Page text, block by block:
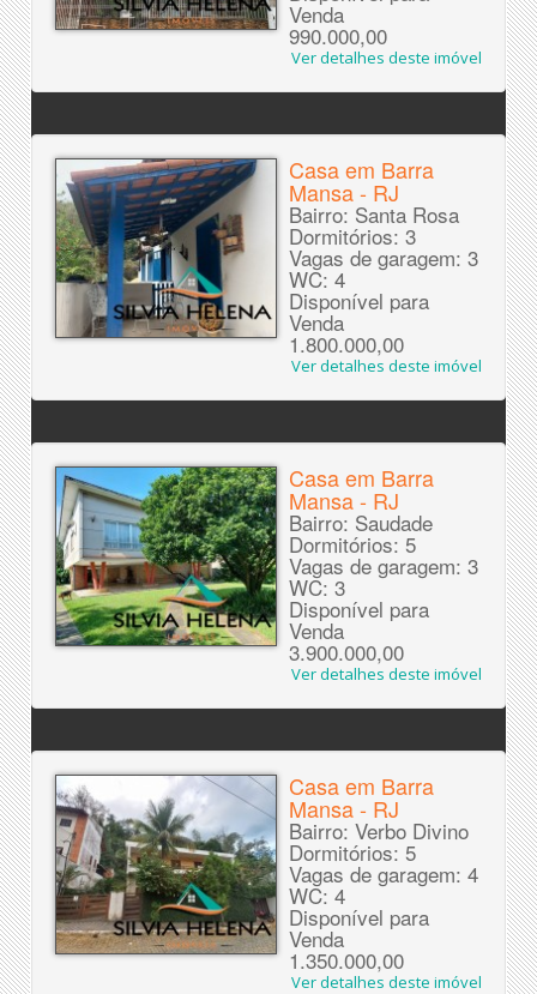
Venda
990.000,00
Ver detalhes deste imóvel
Casa em Barra
Mansa - RJ
Bairro: Santa Rosa
Dormitórios: 3
Vagas de garagem: 3
WC: 4
Disponível para
Venda
1.800.000,00
Ver detalhes deste imóvel
Casa em Barra
Mansa - RJ
Bairro: Saudade
Dormitórios: 5
Vagas de garagem: 3
WC: 3
Disponível para
Venda
3.900.000,00
Ver detalhes deste imóvel
Casa em Barra
Mansa - RJ
Bairro: Verbo Divino
Dormitórios: 5
Vagas de garagem: 4
WC: 4
Disponível para
Venda
1.350.000,00
Ver detalhes deste imóvel